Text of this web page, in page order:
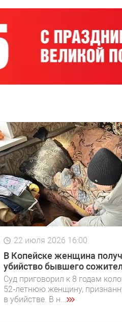
22 июля 2026 16:00
В Копейске женщина
убийство бывшего
Суд приговорил к 8 годам
52‑летнюю женщину,
в убийстве. В н...